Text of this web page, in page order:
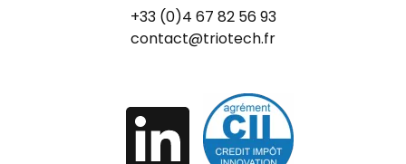
+33 (0)4 67 82 56 93
contact@triotech.fr